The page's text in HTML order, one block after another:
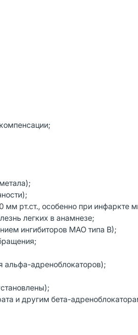
рт.ст., особенно при инфаркте
легких в анамнезе;
ингибиторов МАО типа В);
альфа-адреноблокаторов);
и другим бета-